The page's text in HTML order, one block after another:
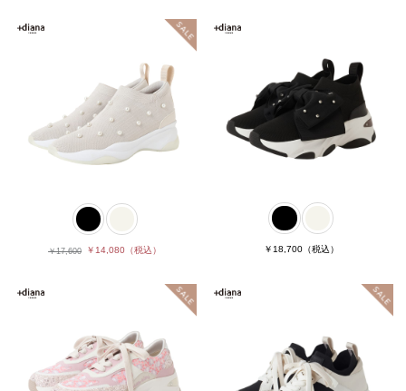
￥17,600 ￥14,080 （税込） ￥18,700（税込）